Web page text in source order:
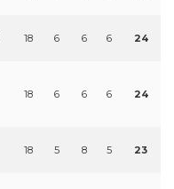
18 6 6 6 24
18 6 6 6 24
18 5 8 5 23